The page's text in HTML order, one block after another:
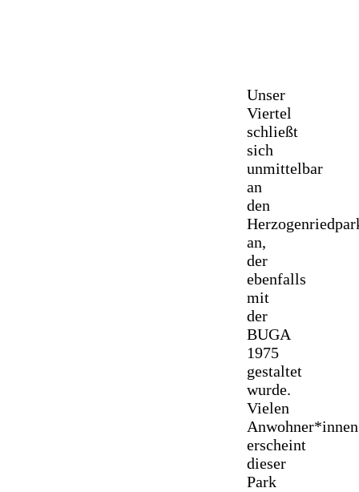
Unser
Viertel
schließt
sich
unmittelbar
an
den
an,
der
ebenfalls
mit
der
BUGA
1975
gestaltet
wurde.
Vielen
Anwohner*innen
erscheint
dieser
Park